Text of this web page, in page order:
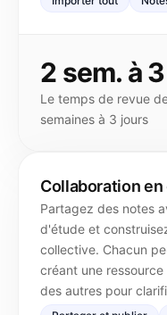
2 sem. à
Le temps de revue
semaines à 3 jours
Collaboration
Partagez des notes
d'étude et
collective. Chacun
créant une
des autres pour